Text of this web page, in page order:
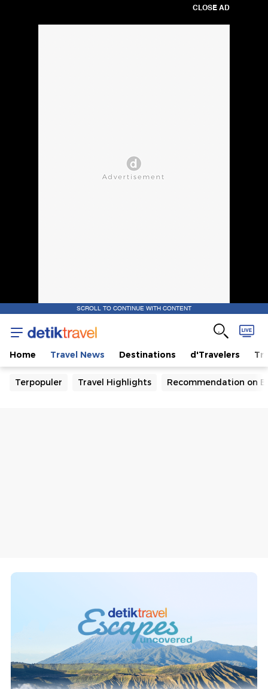
CLOSE AD
SCROLL TO CONTINUE WITH CONTENT
Home Travel News Destinations d'Travelers
Terpopuler Travel Highlights Recommendation on